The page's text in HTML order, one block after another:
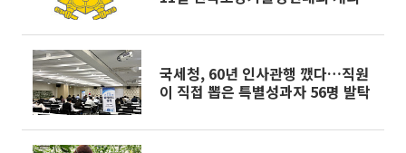
국세청, 60년 인사관행 깼다…직원
이 직접 뽑은 특별성과자 56명 발탁